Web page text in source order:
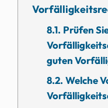
Prüfen
guten
Welche